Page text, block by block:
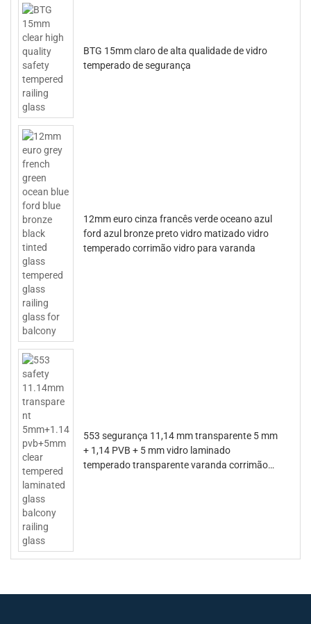
BTG 15mm claro de alta qualidade de vidro
temperado de segurança
12mm euro cinza francês verde oceano azul
ford azul bronze preto vidro matizado vidro
temperado corrimão vidro para varanda
553 segurança 11,14 mm transparente 5 mm
+ 1,14 PVB + 5 mm vidro laminado
temperado transparente varanda corrimão